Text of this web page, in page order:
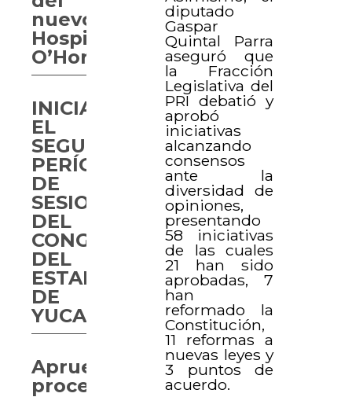
diputado
Gaspar
Quintal Parra
aseguró que
la Fracción
Legislativa del
PRI debatió y
aprobó
iniciativas
alcanzando
consensos
ante la
diversidad de
opiniones,
presentando
58 iniciativas
de las cuales
21 han sido
aprobadas, 7
han
reformado la
Constitución,
11 reformas a
nuevas leyes y
3 puntos de
acuerdo.
nuevo
Hospital
O’Horán
INICIA
EL
SEGUNDO
PERÍODO
DE
SESIONES
DEL
CONGRESO
DEL
ESTADO
DE
YUCATÁN
Aprueban
procedimiento